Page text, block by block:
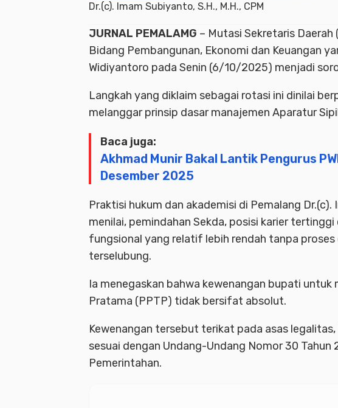
Dr.(c). Imam Subiyanto, S.H., M.H., CPM
JURNAL PEMALAMG – Mutasi Sekretaris Daerah
Bidang Pembangunan, Ekonomi dan Keuangan
Widiyantoro pada Senin (6/10/2025) menjadi
Langkah yang diklaim sebagai rotasi ini dinilai
melanggar prinsip dasar manajemen Aparatur
Baca juga:
Akhmad Munir Bakal Lantik Pengurus
Desember 2025
Praktisi hukum dan akademisi di Pemalang Dr.(c).
menilai, pemindahan Sekda, posisi karier
fungsional yang relatif lebih rendah tanpa
terselubung.
Ia menegaskan bahwa kewenangan bupati
Pratama (PPTP) tidak bersifat absolut.
Kewenangan tersebut terikat pada asas
sesuai dengan Undang-Undang Nomor 30
Pemerintahan.